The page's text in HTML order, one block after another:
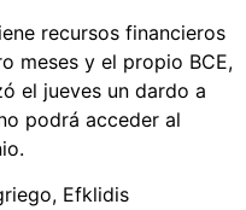
recursos financieros
meses y el propio BCE,
el jueves un dardo a
podrá acceder al
Efklidis